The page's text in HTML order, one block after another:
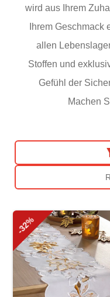
wird aus Ihrem
Ihrem Geschmack
allen
Stoffen und
Gefühl der
Machen
-32%